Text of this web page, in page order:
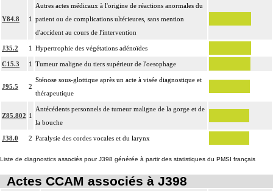
Y84.8 1
Autres actes médicaux à l'origine de réactions anormales du
patient ou de complications ultérieures, sans mention
d'accident au cours de l'intervention
J35.2 1 Hypertrophie des végétations adénoïdes
C15.3 1 Tumeur maligne du tiers supérieur de l'oesophage
J95.5 2
Sténose sous-glottique après un acte à visée diagnostique et
thérapeutique
Z85.802 1
Antécédents personnels de tumeur maligne de la gorge et de
la bouche
J38.0 2 Paralysie des cordes vocales et du larynx
Liste de diagnostics associés pour J398 générée à partir des statistiques du PMSI français
Actes CCAM associés à J398